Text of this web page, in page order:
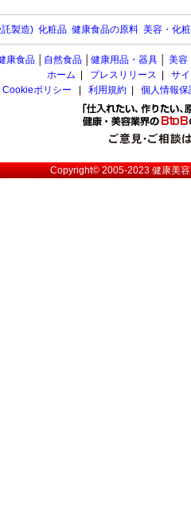
製造) 化粧品 健康食品の原料 美容・化
康食品 自然食品 健康用品・器具 美容
ホーム
プレスリリース
サ
Cookieポリシー
利用規約 個人情報
Copyright© 2005-2023健康美